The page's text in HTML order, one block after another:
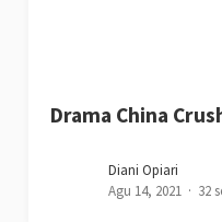
Drama China
Diani Opiari
Agu 14, 2021
32